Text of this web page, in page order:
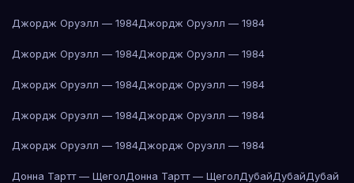
Джордж Оруэлл — 1984Джордж Оруэлл — 1984
Джордж Оруэлл — 1984Джордж Оруэлл — 1984
Джордж Оруэлл — 1984Джордж Оруэлл — 1984
Джордж Оруэлл — 1984Джордж Оруэлл — 1984
Джордж Оруэлл — 1984Джордж Оруэлл — 1984
Донна Тартт — ЩеголДонна Тартт — ЩеголДубайДубайДубай